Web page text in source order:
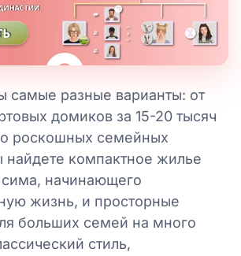
самые разные варианты: от
домиков за 15-20 тысяч
роскошных семейных
найдете компактное жилье
начинающего
жизнь, и просторные
больших семей на много
стиль,